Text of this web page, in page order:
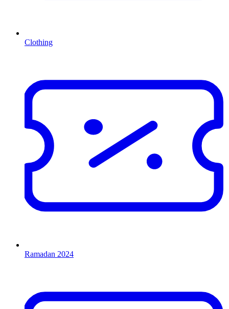
Clothing
Ramadan 2024